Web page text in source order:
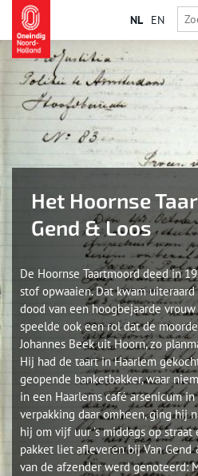
NL EN
Het Hoornse
Gend & Loos
De Hoornse Taartmoord deed in
stof opwaaien. Dat kwam
dood van een hoogbejaarde
speelde ook een rol dat de
Johannes Beek uit Hoorn, zo
Hij had de taart in Haarlem
geopende banketbakker, waar
in een Haarlems café arsenicum
verpakking daar omheen, ging hij
hij om vijf uur ’s middags op
pakket liet afleveren bij Van Gend
van de afzender werd genoteerd: